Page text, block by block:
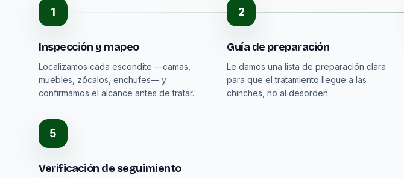
1
Inspección y mapeo
Localizamos cada escondite —camas,
muebles, zócalos, enchufes— y
confirmamos el alcance antes de tratar.
2
Guía de preparación
Le damos una lista de preparación clara
para que el tratamiento llegue a las
chinches, no al desorden.
5
Verificación de seguimiento